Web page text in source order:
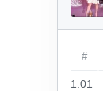
#
1.01